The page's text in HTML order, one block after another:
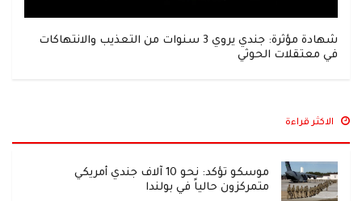
شهادة مؤثرة: جندي يروي 3 سنوات من التعذيب والانتهاكات
في معتقلات الحوثي
الاكثر قراءة
موسكو تؤكد: نحو 10 آلاف جندي أمريكي
متمركزون حالياً في بولندا